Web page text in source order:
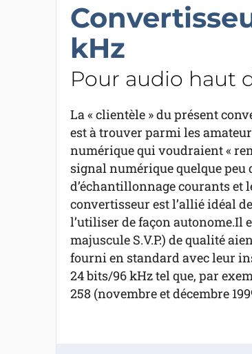
kHz
Pour audio haut
La « clientèle » du présent
est à trouver parmi les
numérique qui voudraient «
signal numérique quelque peu
d’échantillonnage courants et
convertisseur est l’allié idéal
l’utiliser de façon autonome.Il
majuscule S.V.P.) de qualité
fourni en standard avec leur
24 bits/96 kHz tel que, par
258 (novembre et décembre